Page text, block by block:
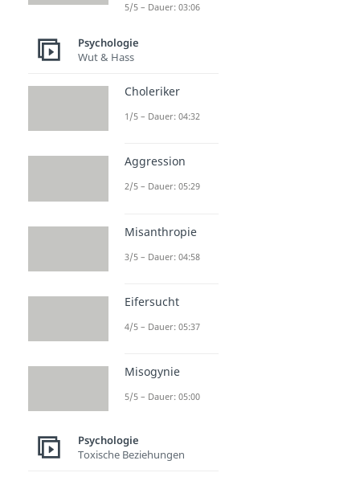
5/5 – Dauer: 03:06
Psychologie
Wut & Hass
Choleriker
1/5 – Dauer: 04:32
Aggression
2/5 – Dauer: 05:29
Misanthropie
3/5 – Dauer: 04:58
Eifersucht
4/5 – Dauer: 05:37
Misogynie
5/5 – Dauer: 05:00
Psychologie
Toxische Beziehungen